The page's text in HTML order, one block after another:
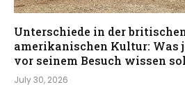
Unterschiede in der
amerikanischen Kultur: Was
vor seinem Besuch wissen
July 30, 2026